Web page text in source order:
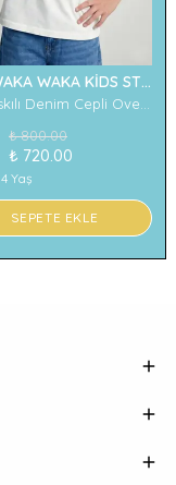
WW WAKA WAKA KİDS STORE
₺ 800.00
₺ 720.00
Yaş
SEPETE EKLE